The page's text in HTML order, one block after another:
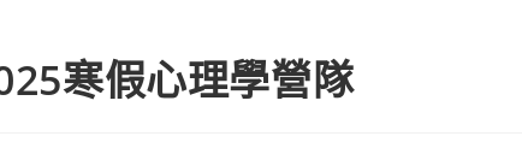
寒假心理學營隊